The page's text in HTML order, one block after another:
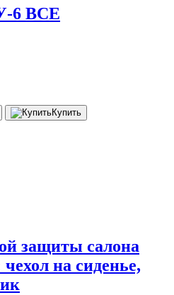
6 ВСЕ
Купить
защиты салона
на сиденье,